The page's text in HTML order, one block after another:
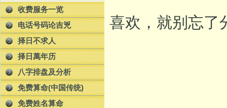
收费服务一览
电话号码论吉兇
择日不求人
择日萬年历
八字排盘及分析
免费算命(中国传统)
免费姓名算命
喜欢，就别忘了